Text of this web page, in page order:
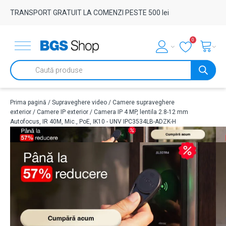
TRANSPORT GRATUIT LA COMENZI PESTE 500 lei
0
Products
search
Prima pagină / Supraveghere video / Camere supraveghere
exterior / Camere IP exterior / Camera IP 4 MP, lentila 2.8-12 mm
Autofocus, IR 40M, Mic., PoE, IK10 - UNV IPC3534LB-ADZK-H